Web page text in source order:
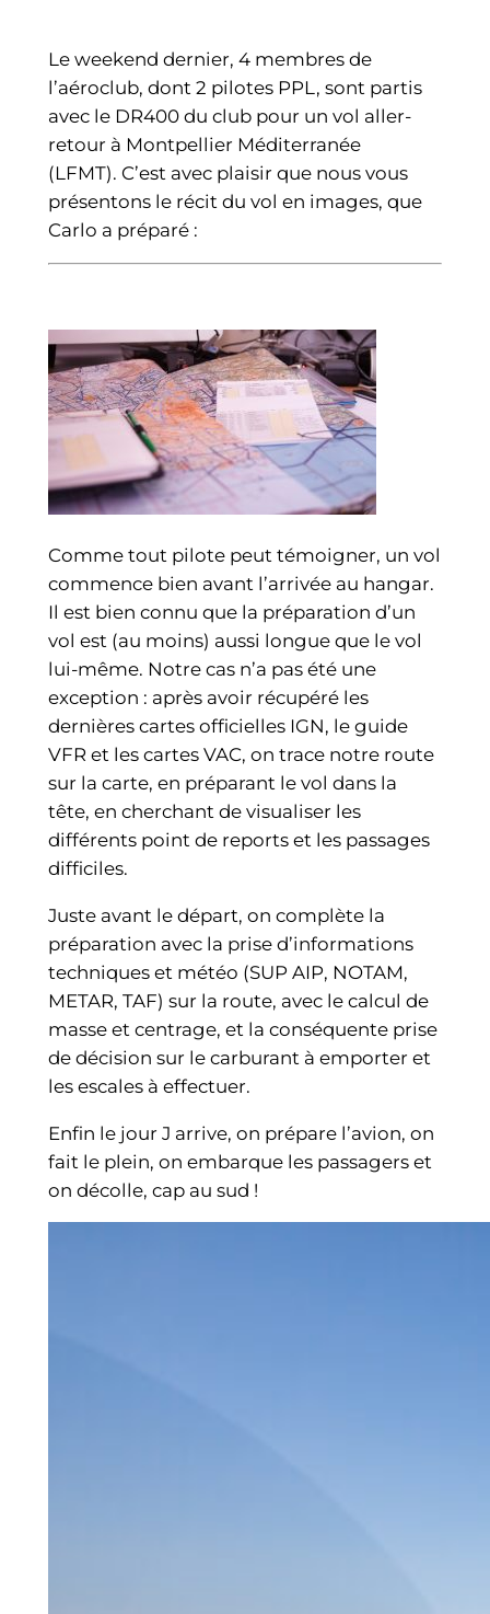
Le weekend dernier, 4 membres de
l’aéroclub, dont 2 pilotes PPL, sont partis
avec le DR400 du club pour un vol aller-
retour à Montpellier Méditerranée
(LFMT). C’est avec plaisir que nous vous
présentons le récit du vol en images, que
Carlo a préparé :
Comme tout pilote peut témoigner, un vol
commence bien avant l’arrivée au hangar.
Il est bien connu que la préparation d’un
vol est (au moins) aussi longue que le vol
lui-même. Notre cas n’a pas été une
exception : après avoir récupéré les
dernières cartes officielles IGN, le guide
VFR et les cartes VAC, on trace notre route
sur la carte, en préparant le vol dans la
tête, en cherchant de visualiser les
différents point de reports et les passages
difficiles.
Juste avant le départ, on complète la
préparation avec la prise d’informations
techniques et météo (SUP AIP, NOTAM,
METAR, TAF) sur la route, avec le calcul de
masse et centrage, et la conséquente prise
de décision sur le carburant à emporter et
les escales à effectuer.
Enfin le jour J arrive, on prépare l’avion, on
fait le plein, on embarque les passagers et
on décolle, cap au sud !